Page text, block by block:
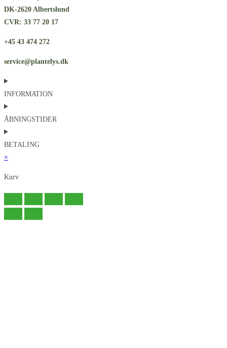
DK-2620 Albertslund
CVR: 33 77 20 17
+45 43 474 272
service@plantelys.dk
INFORMATION
ÅBNINGSTIDER
BETALING
×
Kurv